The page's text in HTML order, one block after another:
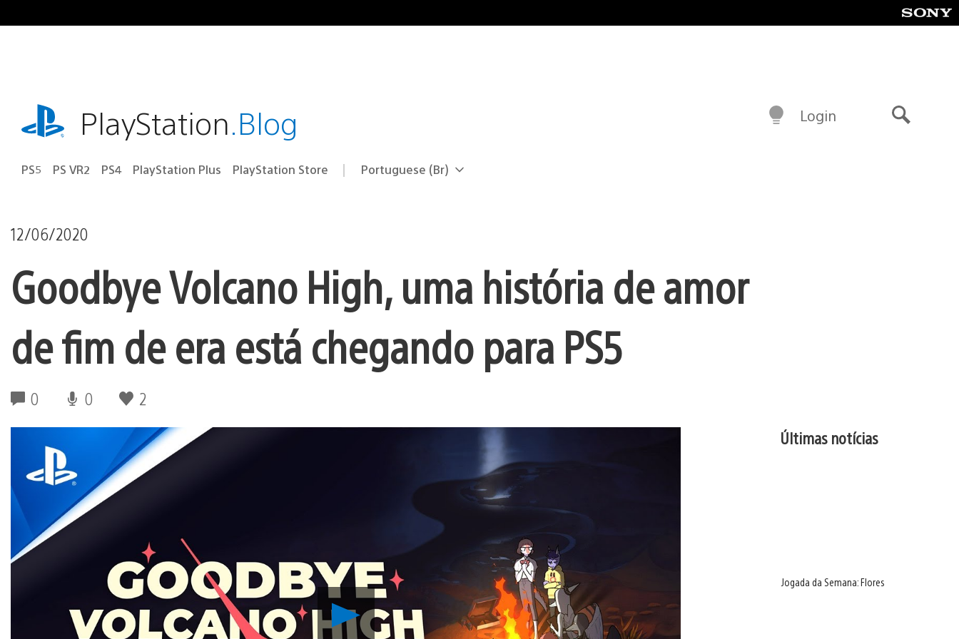
para
playstation.comPlayStation.Blog
PS5 PS VR2 PS4 PlayStation Plus PlayStation Store Selecione
Região
Portuguese (Br)
Login
12/06/2020
Goodbye Volcano High, uma história de amor
de fim de era está chegando para PS5
0 0 2
Reproduzir
Goodbye
Volcano
Últimas notícias
Jogada da Semana: Flores